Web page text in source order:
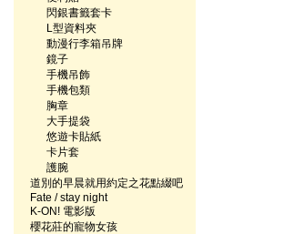
閃銀書籤套卡
L型資料夾
動漫行李箱吊牌
鏡子
手機吊飾
手機包類
胸章
大手提袋
悠遊卡貼紙
卡片套
護腕
道別的早晨就用約定之花點綴吧
Fate / stay night
K-ON! 電影版
櫻花莊的寵物女孩